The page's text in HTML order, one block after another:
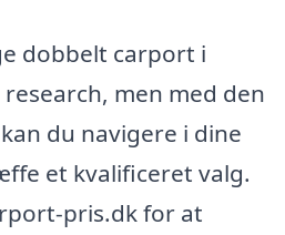
dobbelt carport i
men med den
du navigere i dine
et kvalificeret valg.
pris.dk for at